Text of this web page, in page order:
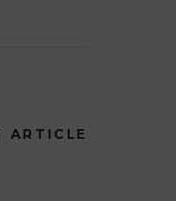
ARTICLE